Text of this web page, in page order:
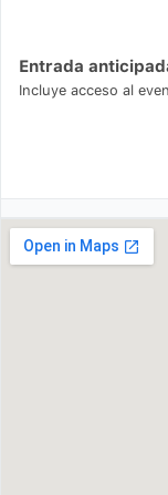
Entrada
Incluye acceso al